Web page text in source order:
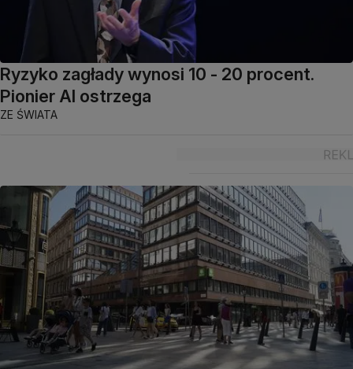
Ryzyko zagłady wynosi 10 - 20 procent.
Pionier AI ostrzega
ZE ŚWIATA